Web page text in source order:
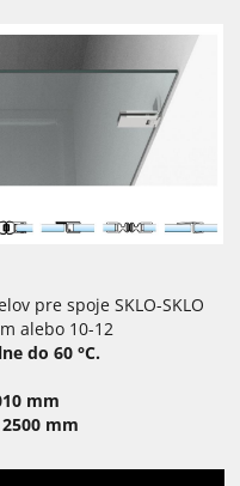
pre spoje SKLO-SKLO
alebo 10-12
do 60 °C.
mm
mm